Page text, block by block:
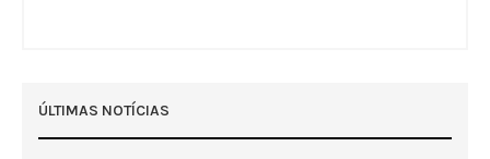
ÚLTIMAS NOTÍCIAS